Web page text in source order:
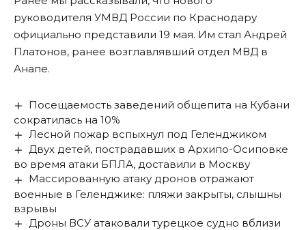
руководителя УМВД России по Краснодару
официально представили 19 мая. Им стал Андрей
Платонов, ранее возглавлявший отдел МВД в
Анапе.
Посещаемость заведений общепита на Кубани
сократилась на 10%
Лесной пожар вспыхнул под Геленджиком
Двух детей, пострадавших в Архипо-Осиповке
во время атаки БПЛА, доставили в Москву
Массированную атаку дронов отражают
военные в Геленджике: пляжи закрыты, слышны
взрывы
Дроны ВСУ атаковали турецкое судно вблизи